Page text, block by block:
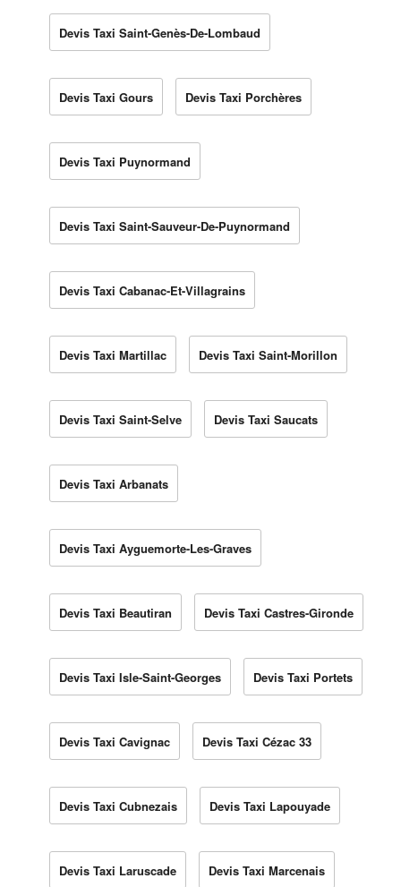
Devis Taxi Saint-Genès-De-Lombaud
Devis Taxi Gours Devis Taxi Porchères
Devis Taxi Puynormand
Devis Taxi Saint-Sauveur-De-Puynormand
Devis Taxi Cabanac-Et-Villagrains
Devis Taxi Martillac Devis Taxi Saint-Morillon
Devis Taxi Saint-Selve Devis Taxi Saucats
Devis Taxi Arbanats
Devis Taxi Ayguemorte-Les-Graves
Devis Taxi Beautiran Devis Taxi Castres-Gironde
Devis Taxi Isle-Saint-Georges Devis Taxi Portets
Devis Taxi Cavignac Devis Taxi Cézac 33
Devis Taxi Cubnezais Devis Taxi Lapouyade
Devis Taxi Laruscade Devis Taxi Marcenais